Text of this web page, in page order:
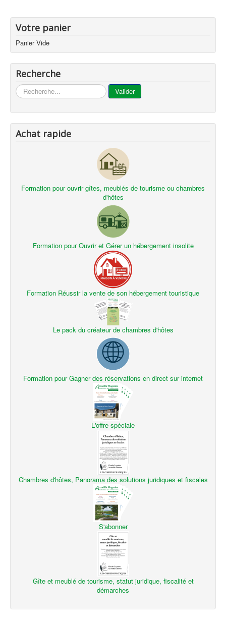
Votre panier
Panier Vide
Recherche
... Valider
Achat rapide
Formation pour ouvrir gîtes, meublés de tourisme ou chambres
d'hôtes
Formation pour Ouvrir et Gérer un hébergement insolite
Formation Réussir la vente de son hébergement touristique
Le pack du créateur de chambres d'hôtes
Formation pour Gagner des réservations en direct sur internet
L'offre spéciale
Chambres d'hôtes, Panorama des solutions juridiques et fiscales
S'abonner
Gîte et meublé de tourisme, statut juridique, fiscalité et
démarches